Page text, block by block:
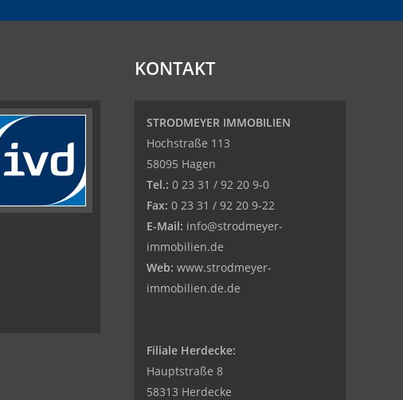
KONTAKT
STRODMEYER IMMOBILIEN
Hochstraße 113
58095 Hagen
Tel.: 0 23 31 / 92 20 9-0
Fax: 0 23 31 / 92 20 9-22
E-Mail: info@strodmeyer-
immobilien.de
Web: www.strodmeyer-
immobilien.de.de
Filiale Herdecke:
Hauptstraße 8
58313 Herdecke